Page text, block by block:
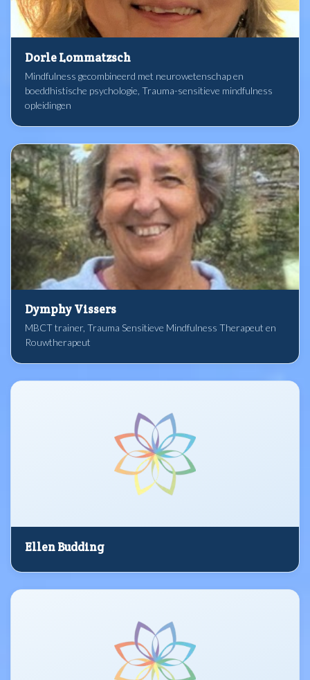
Dorle Lommatzsch
Mindfulness gecombineerd met neurowetenschap en
boeddhistische psychologie, Trauma-sensitieve mindfulness
opleidingen
Dymphy Vissers
MBCT trainer, Trauma Sensitieve Mindfulness Therapeut en
Rouwtherapeut
Ellen Budding